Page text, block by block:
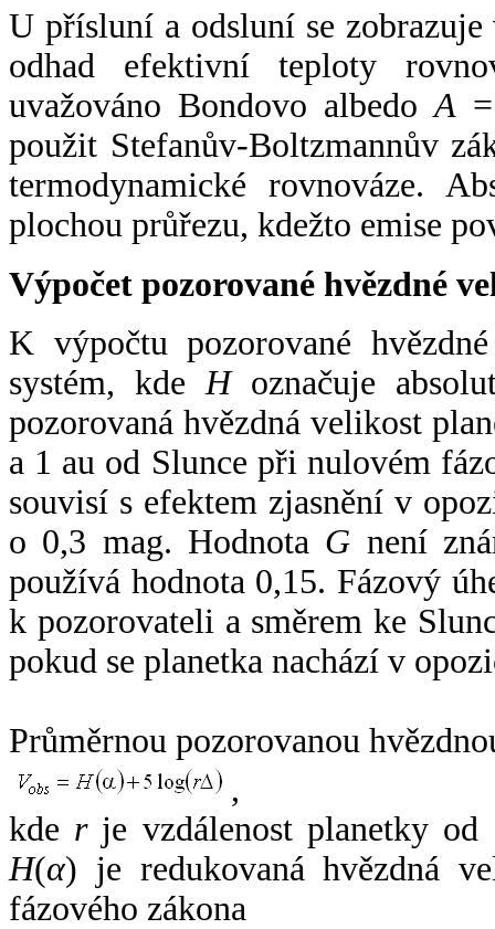
U přísluní a odsluní se
odhad efektivní teploty
uvažováno Bondovo albedoA
použit Stefanův-Boltzmannův
termodynamické rovnováze.
plochou průřezu, kdežto emise
Výpočet pozorované hvězdné
K výpočtu pozorované
systém, kde Hoznačuje
pozorovaná hvězdná velikost
a 1 au od Slunce při nulovém
souvisí s efektem zjasnění v
o 0,3 mag. Hodnota G není
používá hodnota 0,15. Fázový
k pozorovateli a směrem ke
pokud se planetka nachází v
Průměrnou pozorovanou
,
kde rje vzdálenost planetky od
H(α) je redukovaná hvězdná
fázového zákona